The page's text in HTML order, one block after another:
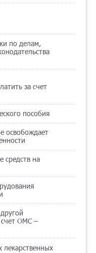
по делам,
за счет
пособия
освобождает
средств на
счет ОМС –
лекарственных